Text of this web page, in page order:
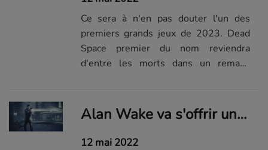
Ce sera à n'en pas douter l'un des
premiers grands jeux de 2023. Dead
Space premier du nom reviendra
d'entre les morts dans un remake
d'annoncer la date de sortie.
Alan Wake va s'offrir une petite virée sur Nintendo Switch... et à la TV
12 mai 2022